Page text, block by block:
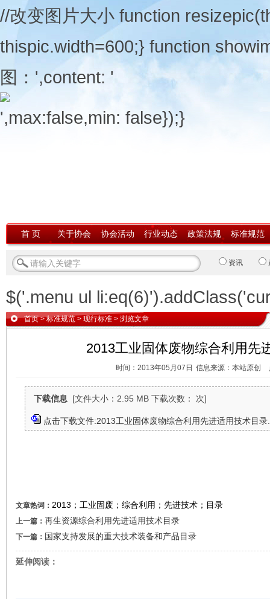
//改变图片大小 function
thispic.width=600;} function
图：',content: '
',max:false,min: false});}
首 页 关于协会 协会活动 行业动态 政策法规 标准规范
资讯
$('.menu ul
首页>标准规范 > 现行标准 > 浏览文章
2013工业固体废物综合利用先
时间：2013年05月07日 信息来源：本站原创
下载信息 [文件大小：2.95 MB 下载次数： 次]
点击下载文件:2013工业固体废物综合利用先进适用技术目录
文章热词： 2013；工业固废；综合利用；先进技术；目录
上一篇： 再生资源综合利用先进适用技术目录
下一篇： 国家支持发展的重大技术装备和产品目录
延伸阅读：